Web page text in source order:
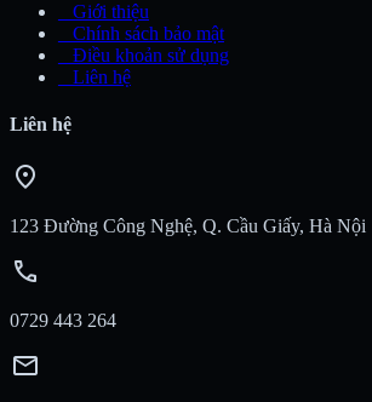
Giới thiệu
Chính sách bảo mật
Điều khoản sử dụng
Liên hệ
Liên hệ
location_on
123 Đường Công Nghệ, Q. Cầu Giấy, Hà Nội
call
0729 443 264
mail